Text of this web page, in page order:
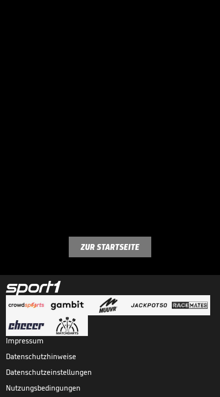
ZUR STARTSEITE
Impressum
Datenschutzhinweise
Datenschutzeinstellungen
Nutzungsbedingungen